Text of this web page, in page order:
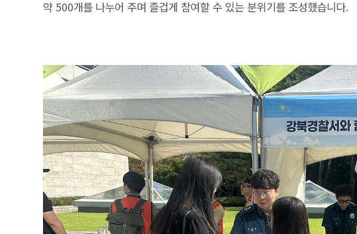
약 500개를 나누어 주며 즐겁게 참여할 수 있는 분위기를 조성했습니다.